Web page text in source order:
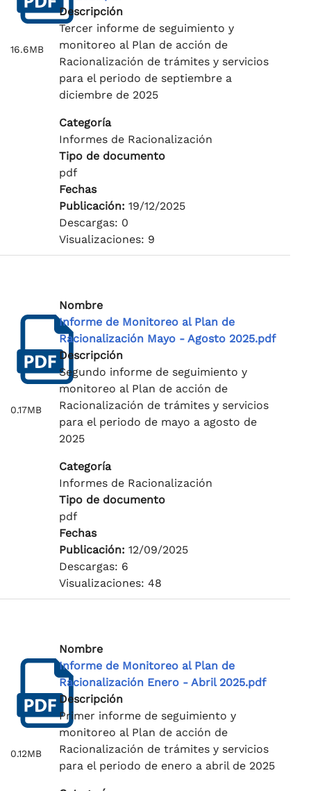
16.6MB
Descripción
Tercer informe de seguimiento y
monitoreo al Plan de acción de
Racionalización de trámites y servicios
para el periodo de septiembre a
diciembre de 2025
Categoría
Informes de Racionalización
Tipo de documento
pdf
Fechas
Publicación: 19/12/2025
Descargas: 0
Visualizaciones: 9
0.17MB
Nombre
Informe de Monitoreo al Plan de
Racionalización Mayo - Agosto 2025.pdf
Descripción
Segundo informe de seguimiento y
monitoreo al Plan de acción de
Racionalización de trámites y servicios
para el periodo de mayo a agosto de
2025
Categoría
Informes de Racionalización
Tipo de documento
pdf
Fechas
Publicación: 12/09/2025
Descargas: 6
Visualizaciones: 48
0.12MB
Nombre
Informe de Monitoreo al Plan de
Racionalización Enero - Abril 2025.pdf
Descripción
Primer informe de seguimiento y
monitoreo al Plan de acción de
Racionalización de trámites y servicios
para el periodo de enero a abril de 2025